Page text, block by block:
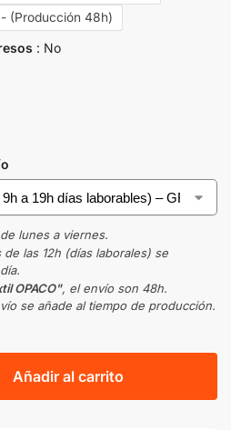
(Producción 48h)
No
lunes a viernes.
las 12h (días laborales) se
OPACO", el envío son 48h.
se añade al tiempo de producción.
Añadir al carrito